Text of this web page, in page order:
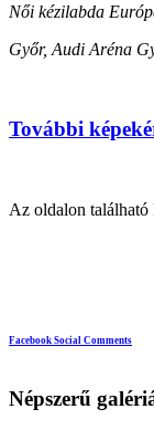
Női kézilabda
Győr, Audi Aréna
További
Az oldalon található
Facebook Social Comments
Népszerű